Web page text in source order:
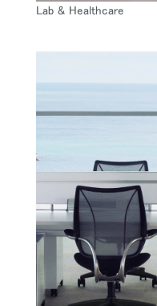
Lab & Healthcare